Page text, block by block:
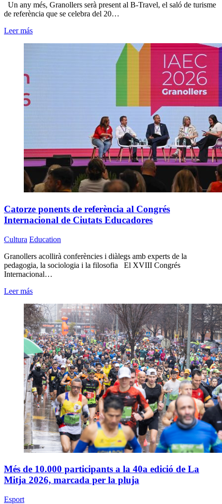
Un any més, Granollers serà present al B-Travel, el saló de turisme
de referència que se celebra del 20…
Leer más
Catorze ponents de referència al Congrés
Internacional de Ciutats Educadores
Cultura Education
Granollers acollirà conferències i diàlegs amb experts de la
pedagogia, la sociologia i la filosofia El XVIII Congrés
Internacional…
Leer más
Més de 10.000 participants a la 40a edició de La
Mitja 2026, marcada per la pluja
Esport